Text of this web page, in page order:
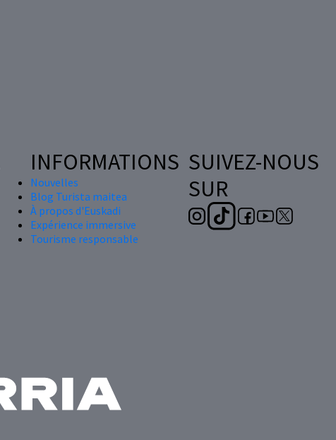
INFORMATIONS
Nouvelles
Blog Turista maitea
À propos d'Euskadi
Expérience immersive
Tourisme responsable
SUIVEZ-NOUS
SUR